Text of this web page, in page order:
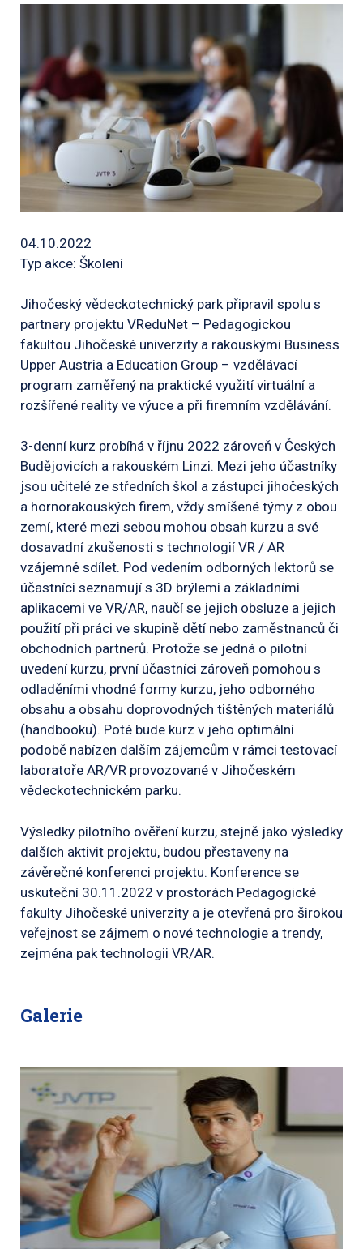
04.10.2022
Typ akce: Školení
Jihočeský vědeckotechnický park připravil spolu s
partnery projektu VReduNet – Pedagogickou
fakultou Jihočeské univerzity a rakouskými Business
Upper Austria a Education Group – vzdělávací
program zaměřený na praktické využití virtuální a
rozšířené reality ve výuce a při firemním vzdělávání.
3-denní kurz probíhá v říjnu 2022 zároveň v Českých
Budějovicích a rakouském Linzi. Mezi jeho účastníky
jsou učitelé ze středních škol a zástupci jihočeských
a hornorakouských firem, vždy smíšené týmy z obou
zemí, které mezi sebou mohou obsah kurzu a své
dosavadní zkušenosti s technologií VR / AR
vzájemně sdílet. Pod vedením odborných lektorů se
účastníci seznamují s 3D brýlemi a základními
aplikacemi ve VR/AR, naučí se jejich obsluze a jejich
použití při práci ve skupině dětí nebo zaměstnanců či
obchodních partnerů. Protože se jedná o pilotní
uvedení kurzu, první účastníci zároveň pomohou s
odladěními vhodné formy kurzu, jeho odborného
obsahu a obsahu doprovodných tištěných materiálů
(handbooku). Poté bude kurz v jeho optimální
podobě nabízen dalším zájemcům v rámci testovací
laboratoře AR/VR provozované v Jihočeském
vědeckotechnickém parku.
Výsledky pilotního ověření kurzu, stejně jako výsledky
dalších aktivit projektu, budou přestaveny na
závěrečné konferenci projektu. Konference se
uskuteční 30.11.2022 v prostorách Pedagogické
fakulty Jihočeské univerzity a je otevřená pro širokou
veřejnost se zájmem o nové technologie a trendy,
zejména pak technologii VR/AR.
Galerie